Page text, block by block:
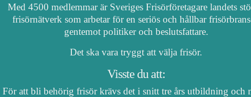
Med 4500 medlemmar är Sveriges Frisörföretagare landets
frisörnätverk som arbetar för en seriös och hållbar
gentemot politiker och beslutsfattare.
Det ska vara tryggt att välja frisör.
Visste du att:
För att bli behörig frisör krävs det i snitt tre års utbildning och